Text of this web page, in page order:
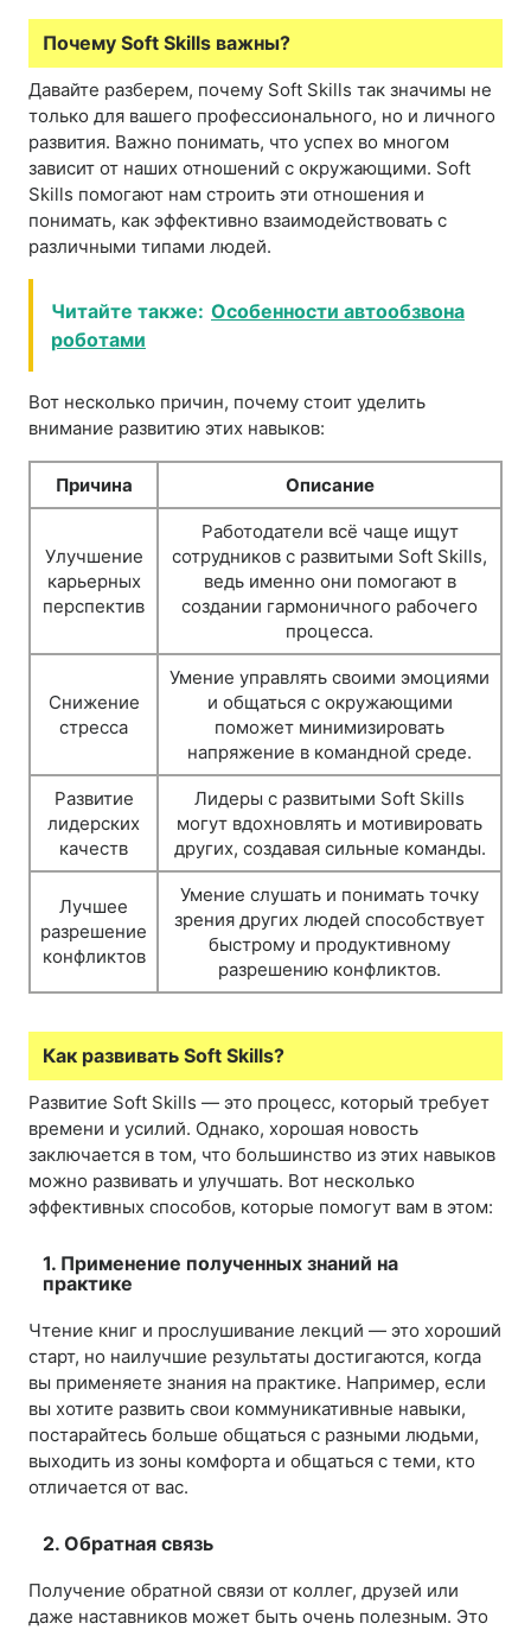
Почему Soft Skills важны?
Давайте разберем, почему Soft Skills так значимы не
только для вашего профессионального, но и личного
развития. Важно понимать, что успех во многом
зависит от наших отношений с окружающими. Soft
Skills помогают нам строить эти отношения и
понимать, как эффективно взаимодействовать с
различными типами людей.
Читайте также: Особенности автообзвона
роботами
Вот несколько причин, почему стоит уделить
внимание развитию этих навыков:
Причина Описание
Улучшение
карьерных
перспектив
Работодатели всё чаще ищут
сотрудников с развитыми Soft Skills,
ведь именно они помогают в
создании гармоничного рабочего
процесса.
Снижение
стресса
Умение управлять своими эмоциями
и общаться с окружающими
поможет минимизировать
напряжение в командной среде.
Развитие
лидерских
качеств
Лидеры с развитыми Soft Skills
могут вдохновлять и мотивировать
других, создавая сильные команды.
Лучшее
разрешение
конфликтов
Умение слушать и понимать точку
зрения других людей способствует
быстрому и продуктивному
разрешению конфликтов.
Как развивать Soft Skills?
Развитие Soft Skills — это процесс, который требует
времени и усилий. Однако, хорошая новость
заключается в том, что большинство из этих навыков
можно развивать и улучшать. Вот несколько
эффективных способов, которые помогут вам в этом:
1. Применение полученных знаний на
практике
Чтение книг и прослушивание лекций — это хороший
старт, но наилучшие результаты достигаются, когда
вы применяете знания на практике. Например, если
вы хотите развить свои коммуникативные навыки,
постарайтесь больше общаться с разными людьми,
выходить из зоны комфорта и общаться с теми, кто
отличается от вас.
2. Обратная связь
Получение обратной связи от коллег, друзей или
даже наставников может быть очень полезным. Это